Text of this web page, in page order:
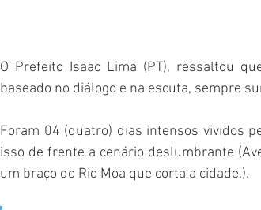
O Prefeito Isaac Lima (PT), ressaltou
baseado no diálogo e na escuta, sempre
Foram 04 (quatro) dias intensos vividos
isso de frente a cenário deslumbrante
um braço do Rio Moa que corta a cidade.).